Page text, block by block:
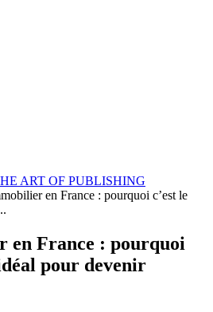
ART OF PUBLISHING
en France : pourquoi c’est le
en France : pourquoi
pour devenir